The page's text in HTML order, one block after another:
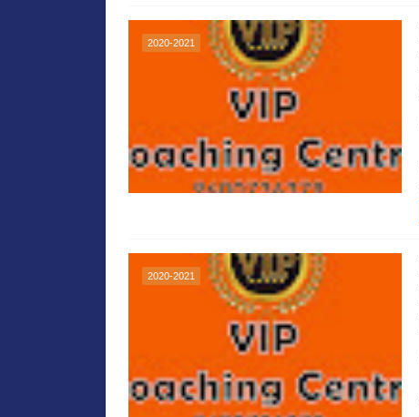
2020-2021
2020-2021